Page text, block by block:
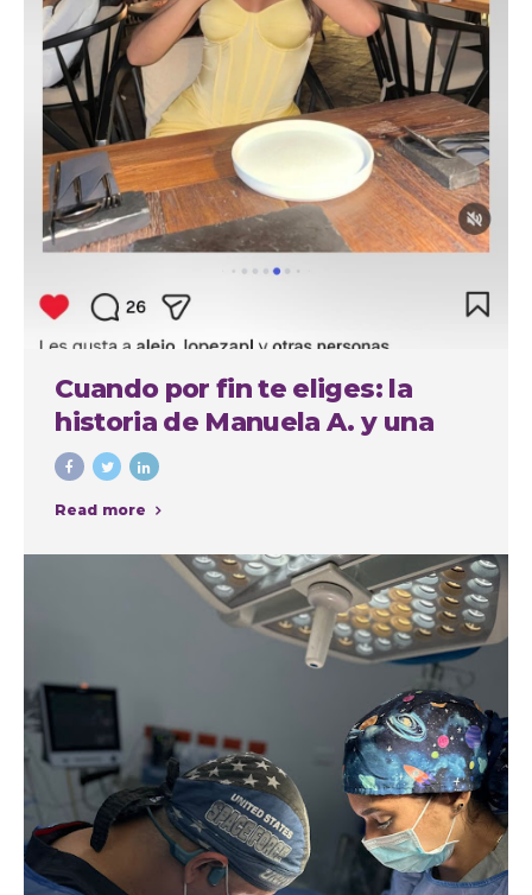
Cuando por fin te eliges: la
historia de Manuela A. y una
experiencia cuidada de
principio a fin
Read more